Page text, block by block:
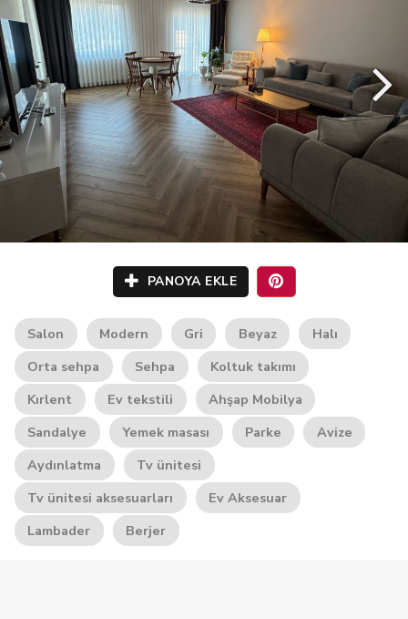
PANOYA EKLE
Salon Modern Gri Beyaz
Halı
Orta sehpa
Sehpa
Koltuk takımı
Kırlent
Ev tekstili
Ahşap Mobilya
Sandalye
Yemek masası Parke
Avize
Aydınlatma
Tv ünitesi
Tv ünitesi aksesuarları
Ev Aksesuar
Lambader
Berjer